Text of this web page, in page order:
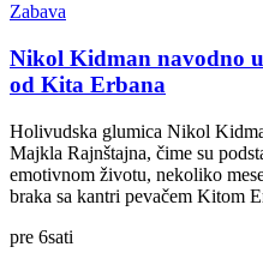
Zabava
Nikol Kidman navodno
od Kita Erbana
Holivudska glumica Nikol
Majkla Rajnštajna, čime su
emotivnom životu, nekoliko
braka sa kantri pevačem Kitom
pre 6sati